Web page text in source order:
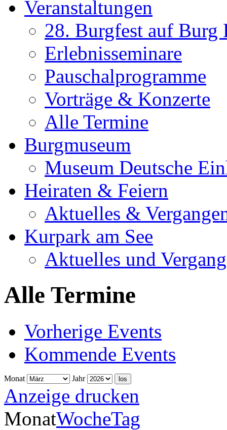
Veranstaltungen
28. Burgfest auf Burg
Erlebnisseminare
Pauschalprogramme
Vorträge & Konzerte
Alle Termine
Burgmuseum
Museum Deutsche
Heiraten & Feiern
Aktuelles &
Kurpark am See
Aktuelles und
Alle Termine
Vorherige Events
Kommende Events
Monat Jahr
Anzeige drucken
MonatWocheTag